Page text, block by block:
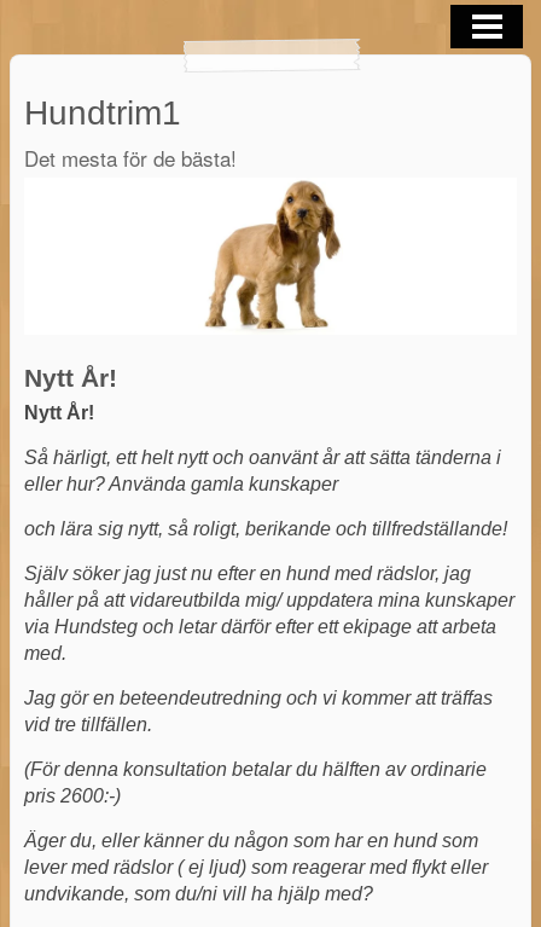
KURSER
Hundtrim1
Det mesta för de bästa!
Nytt År!
Nytt År!
Så härligt, ett helt nytt och oanvänt år att sätta tänderna i
eller hur? Använda gamla kunskaper
och lära sig nytt, så roligt, berikande och tillfredställande!
Själv söker jag just nu efter en hund med rädslor, jag
håller på att vidareutbilda mig/ uppdatera mina kunskaper
via Hundsteg och letar därför efter ett ekipage att arbeta
med.
Jag gör en beteendeutredning och vi kommer att träffas
vid tre tillfällen.
(För denna konsultation betalar du hälften av ordinarie
pris 2600:-)
Äger du, eller känner du någon som har en hund som
lever med rädslor ( ej ljud) som reagerar med flykt eller
undvikande, som du/ni vill ha hjälp med?